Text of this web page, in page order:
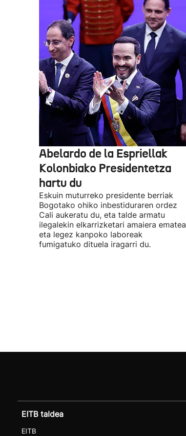
Abelardo de la Espriellak
Kolonbiako Presidentetza
hartu du
Eskuin muturreko presidente berriak
Bogotako ohiko inbestiduraren ordez
Cali aukeratu du, eta talde armatu
ilegalekin elkarrizketari amaiera ematea
eta legez kanpoko laboreak
fumigatuko dituela iragarri du.
EITB taldea
EITB